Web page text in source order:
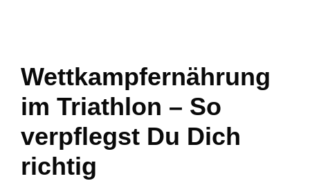
Wettkampfernährung
im Triathlon – So
verpflegst Du Dich
richtig